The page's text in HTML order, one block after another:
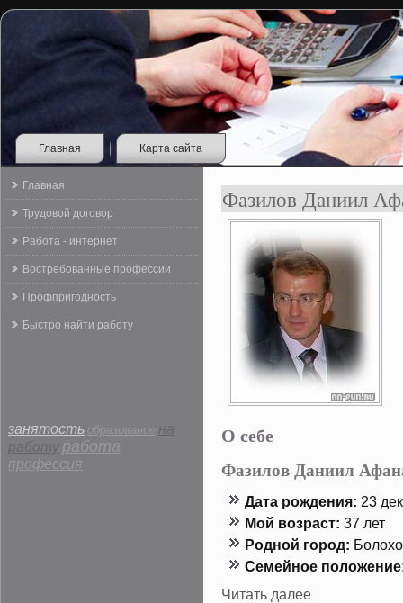
Главная Карта сайта
Главная
Трудовой договор
Работа - интернет
Востребованные профессии
Профпригодность
Быстро найти работу
занятость образование на
работу работа
профессия
Фазилов Даниил
О себе
Фазилов Даниил
Дата рождения: 23
Мой возраст: 37 лет
Роднοй гοрод:
Семейнοе
Читать далее